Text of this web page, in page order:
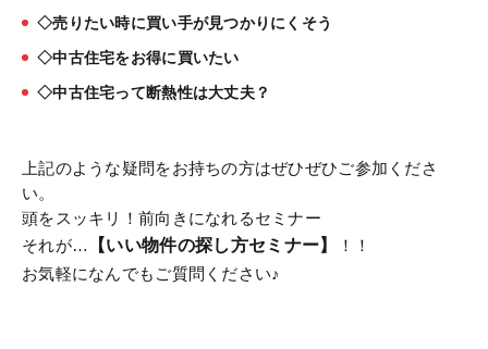
◇売りたい時に買い手が見つかりにくそう
◇中古住宅をお得に買いたい
◇中古住宅って断熱性は大丈夫？
上記のような疑問をお持ちの方はぜひぜひご参加くださ
い。
頭をスッキリ！前向きになれるセミナー
それが…
【いい物件の探し方セミナー】
！！
お気軽になんでもご質問ください♪